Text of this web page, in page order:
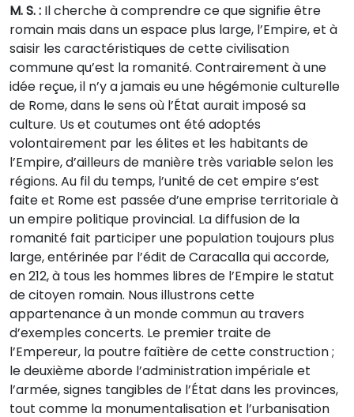
M. S. : Il cherche à comprendre ce que signifie être
romain mais dans un espace plus large, l’Empire, et à
saisir les caractéristiques de cette civilisation
commune qu’est la romanité. Contrairement à une
idée reçue, il n’y a jamais eu une hégémonie culturelle
de Rome, dans le sens où l’État aurait imposé sa
culture. Us et coutumes ont été adoptés
volontairement par les élites et les habitants de
l’Empire, d’ailleurs de manière très variable selon les
régions. Au fil du temps, l’unité de cet empire s’est
faite et Rome est passée d’une emprise territoriale à
un empire politique provincial. La diffusion de la
romanité fait participer une population toujours plus
large, entérinée par l’édit de Caracalla qui accorde,
en 212, à tous les hommes libres de l’Empire le statut
de citoyen romain. Nous illustrons cette
appartenance à un monde commun au travers
d’exemples concerts. Le premier traite de
l’Empereur, la poutre faîtière de cette construction ;
le deuxième aborde l’administration impériale et
l’armée, signes tangibles de l’État dans les provinces,
tout comme la monumentalisation et l’urbanisation